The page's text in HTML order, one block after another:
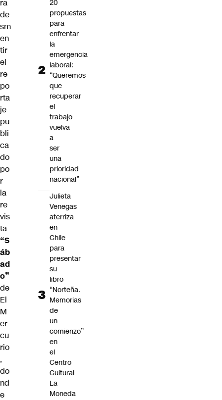
ra
de
sm
en
tir
el
re
po
rta
je
pu
bli
ca
do
po
r
la
re
vis
ta
“S
áb
ad
o”
de
El
M
er
cu
rio
,
do
nd
e
20
propuestas
para
enfrentar
la
emergencia
laboral:
“Queremos
que
recuperar
el
trabajo
vuelva
a
ser
una
prioridad
nacional”
Julieta
Venegas
aterriza
en
Chile
para
presentar
su
libro
“Norteña.
Memorias
de
un
comienzo”
en
el
Centro
Cultural
La
Moneda